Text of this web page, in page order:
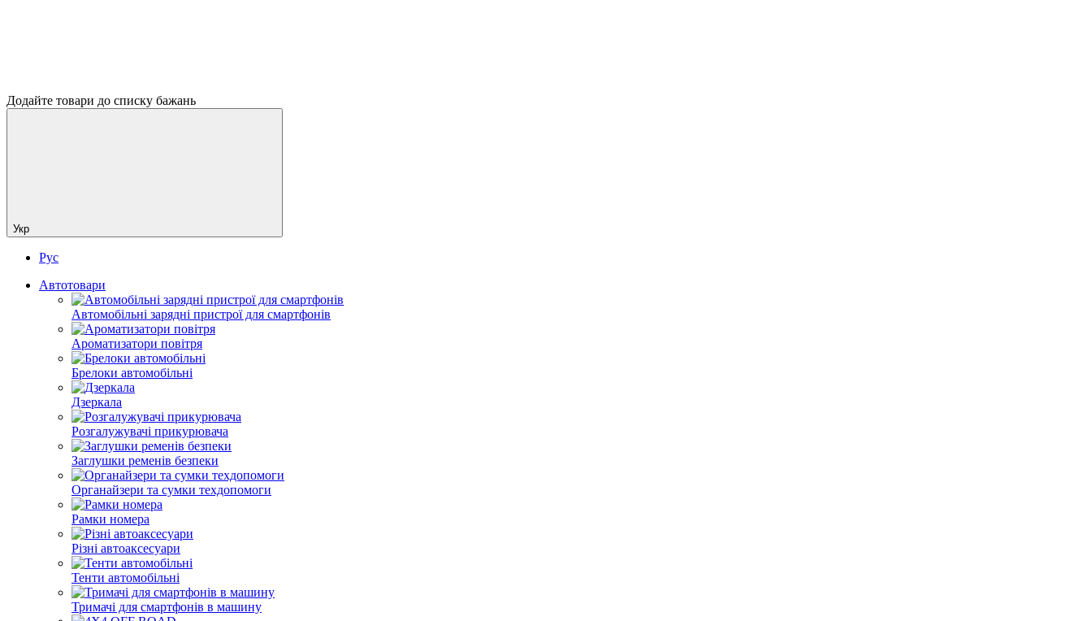
Додайте товари до списку бажань
Укр
Рус
Автотовари
Автомобільні зарядні пристрої для смартфонів
Ароматизатори повітря
Брелоки автомобільні
Дзеркала
Розгалужувачі прикурювача
Заглушки ременів безпеки
Органайзери та сумки техдопомоги
Рамки номера
Різні автоаксесуари
Тенти автомобільні
Тримачі для смартфонів в машину